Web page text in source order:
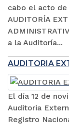
cabo el acto
AUDITORÍA
a la Auditoría...
AUDITORIA
El día 12 de
Auditoria
Registro